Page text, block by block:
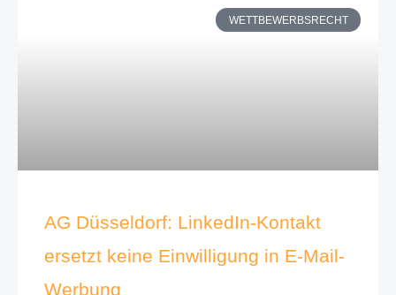
WETTBEWERBSRECHT
AG Düsseldorf: LinkedIn-Kontakt
ersetzt keine Einwilligung in E-Mail-
Werbung